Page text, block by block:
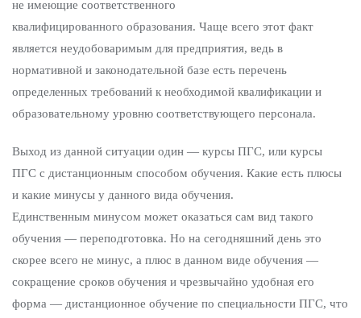
не имеющие соответственного
квалифицированного образования. Чаще всего этот факт
является неудобоваримым для предприятия, ведь в
нормативной и законодательной базе есть перечень
определенных требований к необходимой квалификации и
образовательному уровню соответствующего персонала.
Выход из данной ситуации один — курсы ПГС, или курсы
ПГС с дистанционным способом обучения. Какие есть плюсы
и какие минусы у данного вида обучения.
Единственным минусом может оказаться сам вид такого
обучения — переподготовка. Но на сегодняшний день это
скорее всего не минус, а плюс в данном виде обучения —
сокращение сроков обучения и чрезвычайно удобная его
форма — дистанционное обучение по специальности ПГС, что